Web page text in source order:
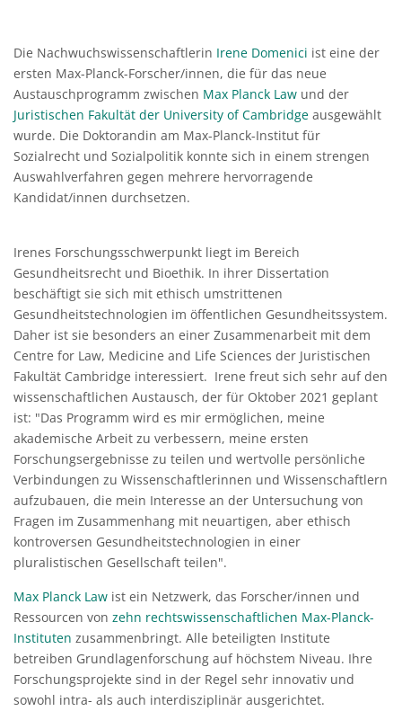
Die Nachwuchswissenschaftlerin Irene Domenici ist eine der
ersten Max-Planck-Forscher/innen, die für das neue
Austauschprogramm zwischen Max Planck Law und der
Juristischen Fakultät der University of Cambridge ausgewählt
wurde. Die Doktorandin am Max-Planck-Institut für
Sozialrecht und Sozialpolitik konnte sich in einem strengen
Auswahlverfahren gegen mehrere hervorragende
Kandidat/innen durchsetzen.
Irenes Forschungsschwerpunkt liegt im Bereich
Gesundheitsrecht und Bioethik. In ihrer Dissertation
beschäftigt sie sich mit ethisch umstrittenen
Gesundheitstechnologien im öffentlichen Gesundheitssystem.
Daher ist sie besonders an einer Zusammenarbeit mit dem
Centre for Law, Medicine and Life Sciences der Juristischen
Fakultät Cambridge interessiert. Irene freut sich sehr auf den
wissenschaftlichen Austausch, der für Oktober 2021 geplant
ist: "Das Programm wird es mir ermöglichen, meine
akademische Arbeit zu verbessern, meine ersten
Forschungsergebnisse zu teilen und wertvolle persönliche
Verbindungen zu Wissenschaftlerinnen und Wissenschaftlern
aufzubauen, die mein Interesse an der Untersuchung von
Fragen im Zusammenhang mit neuartigen, aber ethisch
kontroversen Gesundheitstechnologien in einer
pluralistischen Gesellschaft teilen".
Max Planck Law ist ein Netzwerk, das Forscher/innen und
Ressourcen von zehn rechtswissenschaftlichen Max-Planck-
Instituten zusammenbringt. Alle beteiligten Institute
betreiben Grundlagenforschung auf höchstem Niveau. Ihre
Forschungsprojekte sind in der Regel sehr innovativ und
sowohl intra- als auch interdisziplinär ausgerichtet.